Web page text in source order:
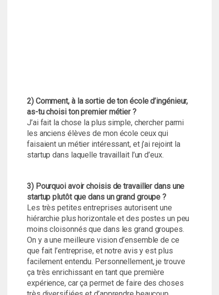
2) Comment, à la sortie de ton école d’ingénieur,
as-tu choisi ton premier métier ?
J’ai fait la chose la plus simple, chercher parmi
les anciens élèves de mon école ceux qui
faisaient un métier intéressant, et j’ai rejoint la
startup dans laquelle travaillait l’un d’eux.
3) Pourquoi avoir choisis de travailler dans une
startup plutôt que dans un grand groupe ?
Les très petites entreprises autorisent une
hiérarchie plus horizontale et des postes un peu
moins cloisonnés que dans les grand groupes.
On y a une meilleure vision d’ensemble de ce
que fait l’entreprise, et notre avis y est plus
facilement entendu. Personnellement, je trouve
ça très enrichissant en tant que première
expérience, car ça permet de faire des choses